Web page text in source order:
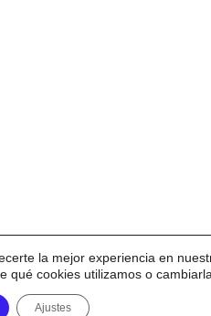
la mejor experiencia en
qué cookies utilizamos o
Ajustes